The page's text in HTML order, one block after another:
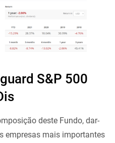
S&P 500
deste Fundo, dar-
empresas mais importantes